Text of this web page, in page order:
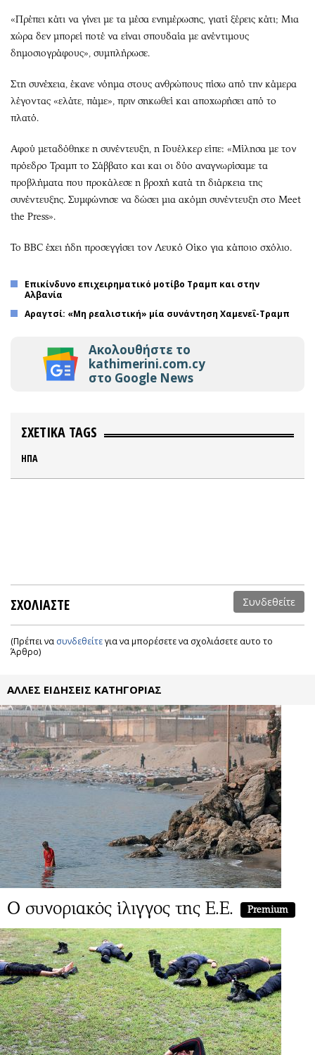
«Πρέπει κάτι να γίνει με τα μέσα ενημέρωσης, γιατί ξέρεις κάτι; Μια
χώρα δεν μπορεί ποτέ να είναι σπουδαία με ανέντιμους
δημοσιογράφους», συμπλήρωσε.
Στη συνέχεια, έκανε νόημα στους ανθρώπους πίσω από την κάμερα
λέγοντας «ελάτε, πάμε», πριν σηκωθεί και αποχωρήσει από το
πλατό.
Αφού μεταδόθηκε η συνέντευξη, η Γουέλκερ είπε: «Μίλησα με τον
πρόεδρο Τραμπ το Σάββατο και και οι δύο αναγνωρίσαμε τα
προβλήματα που προκάλεσε η βροχή κατά τη διάρκεια της
συνέντευξης. Συμφώνησε να δώσει μια ακόμη συνέντευξη στο Meet
the Press».
Το BBC έχει ήδη προσεγγίσει τον Λευκό Οίκο για κάποιο σχόλιο.
Επικίνδυνο επιχειρηματικό μοτίβο Τραμπ και στην
Αλβανία
Αραγτσί: «Μη ρεαλιστική» μία συνάντηση Χαμενεΐ-Τραμπ
Ακολουθήστε το
kathimerini.com.cy
στο Google News
ΣΧΕΤΙΚΑ TAGS
ΗΠΑ
ΣΧΟΛΙΑΣΤΕ Συνδεθείτε
(Πρέπει να συνδεθείτεγια να μπορέσετε να σχολιάσετε αυτο το
Άρθρο)
ΑΛΛΕΣ ΕΙΔΗΣΕΙΣ ΚΑΤΗΓΟΡΙΑΣ
Ο συνοριακός ίλιγγος της Ε.Ε. Premium